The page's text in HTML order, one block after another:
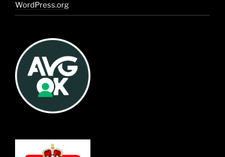
WordPress.org